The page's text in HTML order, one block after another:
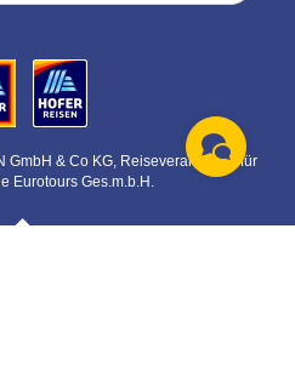
GmbH & Co KG, Reiseveranstalter für
Eurotours Ges.m.b.H.